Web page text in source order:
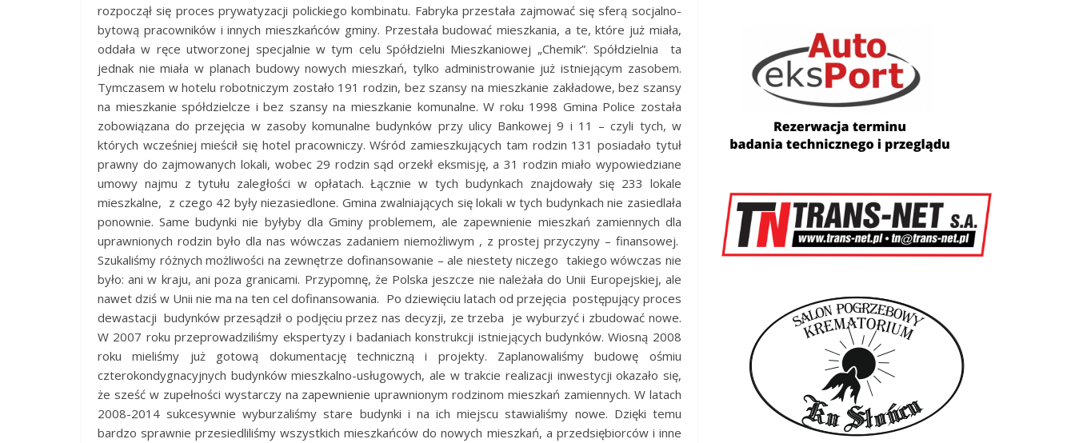
rozpoczął się proces prywatyzacji polickiego kombinatu. Fabryka przestała zajmować się sferą socjalno-
bytową pracowników i innych mieszkańców gminy. Przestała budować mieszkania, a te, które już miała,
oddała w ręce utworzonej specjalnie w tym celu Spółdzielni Mieszkaniowej „Chemik”. Spółdzielnia ta
jednak nie miała w planach budowy nowych mieszkań, tylko administrowanie już istniejącym zasobem.
Tymczasem w hotelu robotniczym zostało 191 rodzin, bez szansy na mieszkanie zakładowe, bez szansy
na mieszkanie spółdzielcze i bez szansy na mieszkanie komunalne. W roku 1998 Gmina Police została
zobowiązana do przejęcia w zasoby komunalne budynków przy ulicy Bankowej 9 i 11 – czyli tych, w
których wcześniej mieścił się hotel pracowniczy. Wśród zamieszkujących tam rodzin 131 posiadało tytuł
prawny do zajmowanych lokali, wobec 29 rodzin sąd orzekł eksmisję, a 31 rodzin miało wypowiedziane
umowy najmu z tytułu zaległości w opłatach. Łącznie w tych budynkach znajdowały się 233 lokale
mieszkalne, z czego 42 były niezasiedlone. Gmina zwalniających się lokali w tych budynkach nie zasiedlała
ponownie. Same budynki nie byłyby dla Gminy problemem, ale zapewnienie mieszkań zamiennych dla
uprawnionych rodzin było dla nas wówczas zadaniem niemożliwym , z prostej przyczyny – finansowej.
Szukaliśmy różnych możliwości na zewnętrze dofinansowanie – ale niestety niczego takiego wówczas nie
było: ani w kraju, ani poza granicami. Przypomnę, że Polska jeszcze nie należała do Unii Europejskiej, ale
nawet dziś w Unii nie ma na ten cel dofinansowania. Po dziewięciu latach od przejęcia postępujący proces
dewastacji budynków przesądził o podjęciu przez nas decyzji, ze trzeba je wyburzyć i zbudować nowe.
W 2007 roku przeprowadziliśmy ekspertyzy i badaniach konstrukcji istniejących budynków. Wiosną 2008
roku mieliśmy już gotową dokumentację techniczną i projekty. Zaplanowaliśmy budowę ośmiu
czterokondygnacyjnych budynków mieszkalno-usługowych, ale w trakcie realizacji inwestycji okazało się,
że sześć w zupełności wystarczy na zapewnienie uprawnionym rodzinom mieszkań zamiennych. W latach
2008-2014 sukcesywnie wyburzaliśmy stare budynki i na ich miejscu stawialiśmy nowe. Dzięki temu
bardzo sprawnie przesiedliliśmy wszystkich mieszkańców do nowych mieszkań, a przedsiębiorców i inne